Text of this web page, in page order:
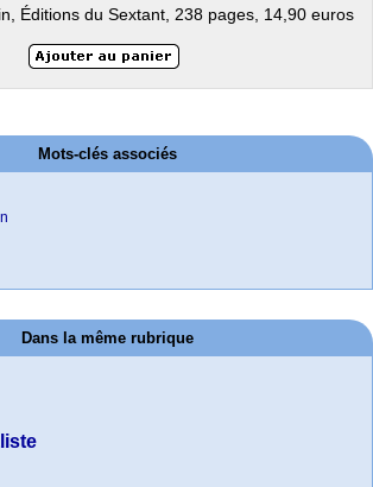
Éditions du Sextant, 238 pages, 14,90 euros
Mots-clés associés
Dans la même rubrique